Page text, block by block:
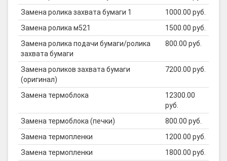
Замена ролика захвата бумаги 1
1000.00 руб.
Замена ролика м521
1500.00 руб.
Замена ролика подачи бумаги/ролика
захвата бумаги
800.00 руб.
Замена роликов захвата бумаги
(оригинал)
7200.00 руб.
Замена термоблока
12300.00
руб.
Замена термоблока (печки)
800.00 руб.
Замена термопленки
1200.00 руб.
Замена термопленки
1800.00 руб.